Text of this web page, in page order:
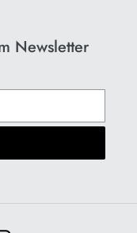
Newsletter